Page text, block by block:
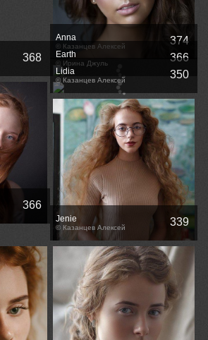
Anna
© Казанцев Алексей 374
368 Earth
© Ирина Джуль 366
366
Lidia
© Казанцев Алексей 350
Jenie
© Казанцев Алексей 339